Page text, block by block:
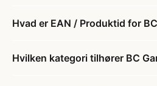
Hvad er EAN / Produktid for
Hvilken kategori tilhører BC